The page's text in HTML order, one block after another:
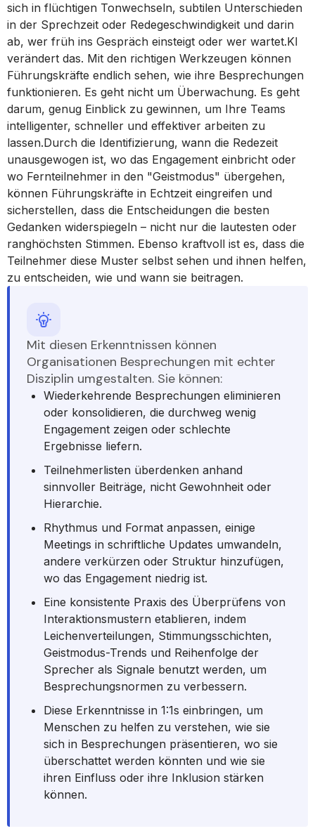
sich in flüchtigen Tonwechseln, subtilen Unterschieden
in der Sprechzeit oder Redegeschwindigkeit und darin
ab, wer früh ins Gespräch einsteigt oder wer wartet.KI
verändert das. Mit den richtigen Werkzeugen können
Führungskräfte endlich sehen, wie ihre Besprechungen
funktionieren. Es geht nicht um Überwachung. Es geht
darum, genug Einblick zu gewinnen, um Ihre Teams
intelligenter, schneller und effektiver arbeiten zu
lassen.Durch die Identifizierung, wann die Redezeit
unausgewogen ist, wo das Engagement einbricht oder
wo Fernteilnehmer in den "Geistmodus" übergehen,
können Führungskräfte in Echtzeit eingreifen und
sicherstellen, dass die Entscheidungen die besten
Gedanken widerspiegeln – nicht nur die lautesten oder
ranghöchsten Stimmen. Ebenso kraftvoll ist es, dass die
Teilnehmer diese Muster selbst sehen und ihnen helfen,
zu entscheiden, wie und wann sie beitragen.
Mit diesen Erkenntnissen können
Organisationen Besprechungen mit echter
Disziplin umgestalten. Sie können:
Wiederkehrende Besprechungen eliminieren
oder konsolidieren, die durchweg wenig
Engagement zeigen oder schlechte
Ergebnisse liefern.
Teilnehmerlisten überdenken anhand
sinnvoller Beiträge, nicht Gewohnheit oder
Hierarchie.
Rhythmus und Format anpassen, einige
Meetings in schriftliche Updates umwandeln,
andere verkürzen oder Struktur hinzufügen,
wo das Engagement niedrig ist.
Eine konsistente Praxis des Überprüfens von
Interaktionsmustern etablieren, indem
Leichenverteilungen, Stimmungsschichten,
Geistmodus-Trends und Reihenfolge der
Sprecher als Signale benutzt werden, um
Besprechungsnormen zu verbessern.
Diese Erkenntnisse in 1:1s einbringen, um
Menschen zu helfen zu verstehen, wie sie
sich in Besprechungen präsentieren, wo sie
überschattet werden könnten und wie sie
ihren Einfluss oder ihre Inklusion stärken
können.